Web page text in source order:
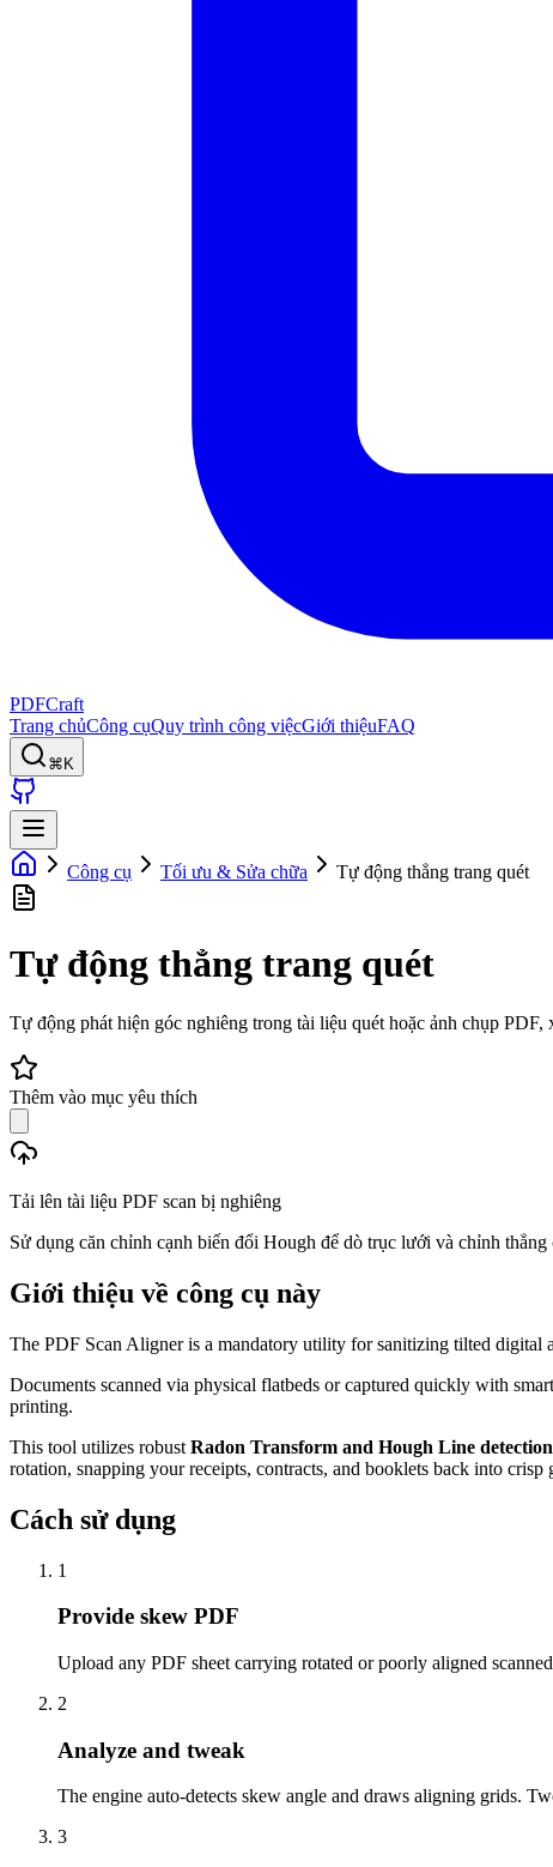
PDFCraft
Trang chủCông cụQuy trình công việcGiới thiệuFAQ
⌘K
Công cụ Tối ưu & Sửa chữa Tự động thẳng trang quét
Tự động thẳng trang quét
Tự động phát hiện góc nghiêng trong tài liệu quét hoặc ảnh chụp
Thêm vào mục yêu thích
Tải lên tài liệu PDF scan bị nghiêng
Sử dụng căn chỉnh cạnh biến đổi Hough để dò trục lưới và chỉnh
Giới thiệu về công cụ này
The PDF Scan Aligner is a mandatory utility for sanitizing tilted digital
Documents scanned via physical flatbeds or captured quickly with
printing.
This tool utilizes robust Radon Transform and Hough Line
rotation, snapping your receipts, contracts, and booklets back into crisp
Cách sử dụng
1
Provide skew PDF
Upload any PDF sheet carrying rotated or poorly aligned
2
Analyze and tweak
The engine auto-detects skew angle and draws aligning grids.
3